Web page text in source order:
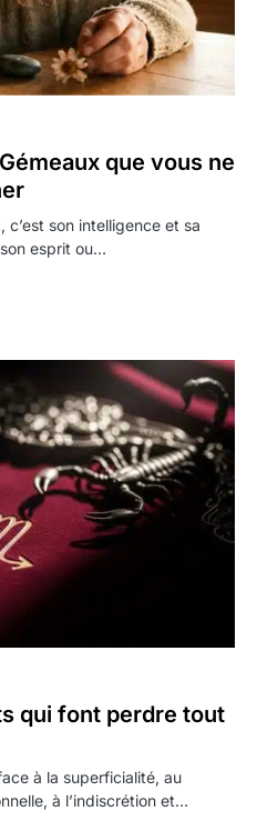
que vous ne
c’est son intelligence et sa
esprit ou…
qui font perdre tout
à la superficialité, au
à l’indiscrétion et…